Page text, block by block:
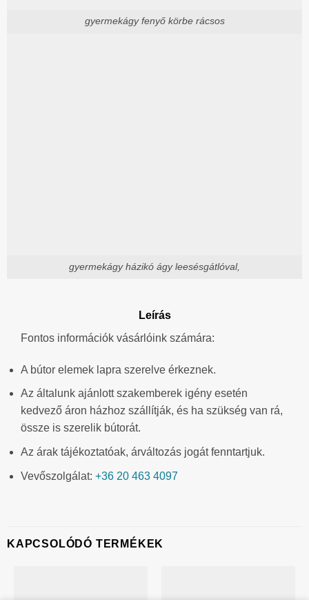
gyermekágy fenyő körbe rácsos
gyermekágy házikó ágy leesésgátlóval,
Leírás
Fontos információk vásárlóink számára:
A bútor elemek lapra szerelve érkeznek.
Az általunk ajánlott szakemberek igény esetén
kedvező áron házhoz szállítják, és ha szükség van rá,
össze is szerelik bútorát.
Az árak tájékoztatóak, árváltozás jogát fenntartjuk.
Vevőszolgálat: +36 20 463 4097
KAPCSOLÓDÓ TERMÉKEK